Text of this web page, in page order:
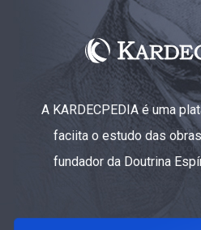
A KARDECPEDIA é uma
faciita o estudo das
fundador da Doutrina